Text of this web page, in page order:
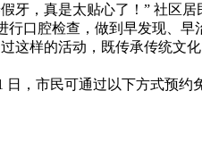
，真是太贴心了！” 社区
行口腔检查，做到早发现、早
样的活动，既传承传统文
日，市民可通过以下方式预约